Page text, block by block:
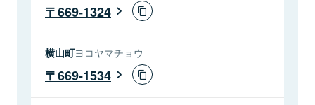
669-1324
横山町ヨコヤマチョウ
669-1534